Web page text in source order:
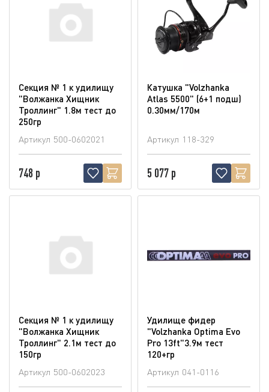
Секция № 1 к удилищу
"Волжанка Хищник
Троллинг" 1.8м тест до
250гр
Артикул 500-0602021
748 р
Катушка "Volzhanka
Atlas 5500" (6+1 подш)
0.30мм/170м
Артикул 118-329
5 077 р
Секция № 1 к удилищу
"Волжанка Хищник
Троллинг" 2.1м тест до
150гр
Артикул 500-0602023
Удилище фидер
"Volzhanka Optima Evo
Pro 13ft"3.9м тест
120+гр
Артикул 041-0116